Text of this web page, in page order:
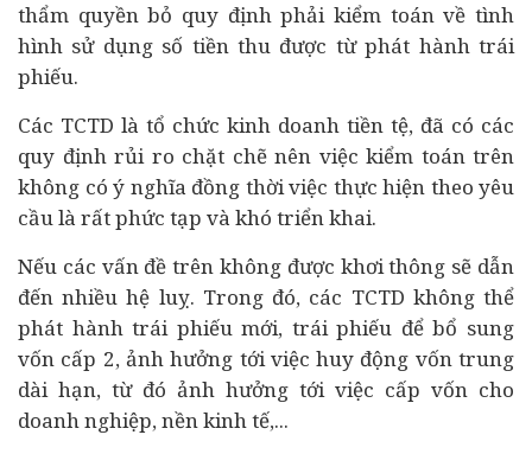
thẩm quyền bỏ quy định phải kiểm toán về tình
hình sử dụng số tiền thu được từ phát hành trái
phiếu.
Các TCTD là tổ chức kinh doanh tiền tệ, đã có các
quy định rủi ro chặt chẽ nên việc kiểm toán trên
không có ý nghĩa đồng thời việc thực hiện theo yêu
cầu là rất phức tạp và khó triển khai.
Nếu các vấn đề trên không được khơi thông sẽ dẫn
đến nhiều hệ luỵ. Trong đó, các TCTD không thể
phát hành trái phiếu mới, trái phiếu để bổ sung
vốn cấp 2, ảnh hưởng tới việc huy động vốn trung
dài hạn, từ đó ảnh hưởng tới việc cấp vốn cho
doanh nghiệp, nềnkinh tế,...